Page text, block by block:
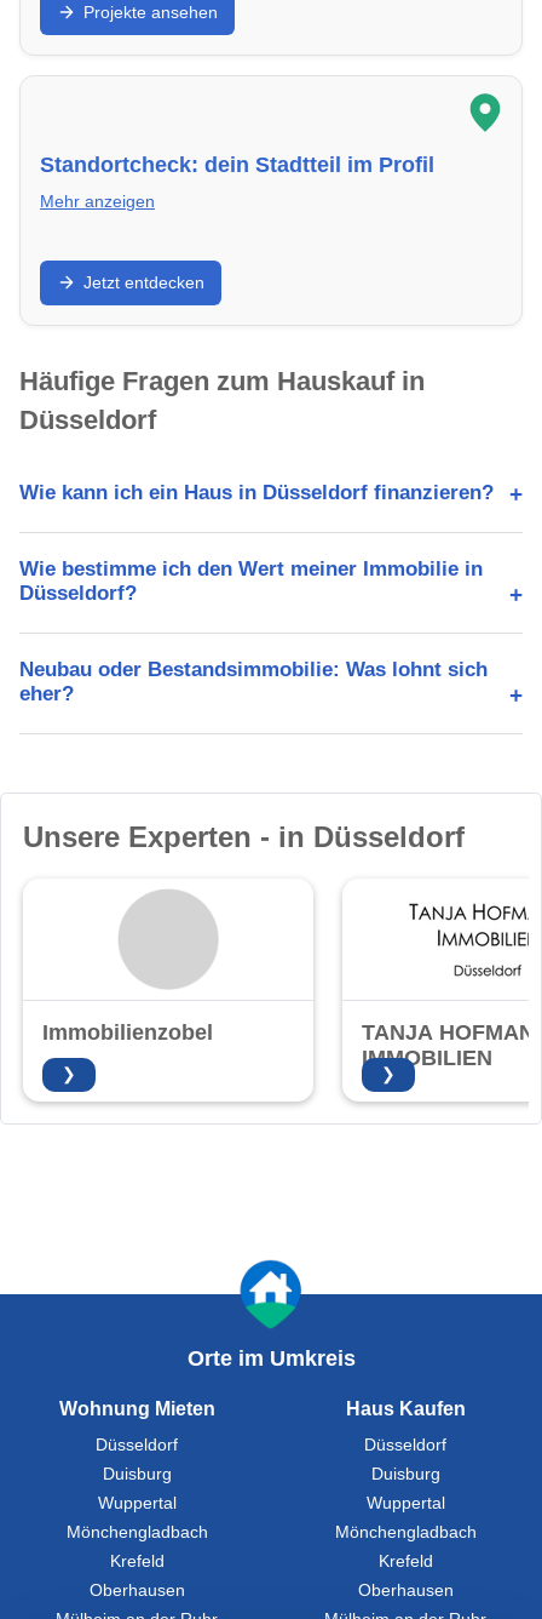
Düsseldorf mit energieeffizienter Bauweise.
Projekte ansehen
Standortcheck: dein Stadtteil im Profil
Mehr anzeigen
Wie lebt es sich in in Düsseldorf? Schulen, Verkehr,
Freizeit und Immobilienpreise im Überblick.
Jetzt entdecken
Häufige Fragen zum Hauskauf in
Düsseldorf
Wie kann ich ein Haus in Düsseldorf finanzieren?
Wie bestimme ich den Wert meiner Immobilie in
Düsseldorf?
Neubau oder Bestandsimmobilie: Was lohnt sich
eher?
Unsere Experten - in Düsseldorf
Immobilienzobel
❯
TANJA
IMMOBILIEN
❯
Orte im Umkreis
Wohnung Mieten
Düsseldorf
Duisburg
Wuppertal
Mönchengladbach
Krefeld
Oberhausen
Haus Kaufen
Düsseldorf
Duisburg
Wuppertal
Mönchengladbach
Krefeld
Oberhausen